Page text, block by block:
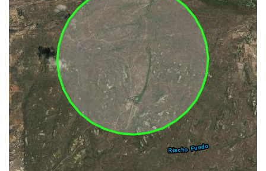
UC Federal
UC Estaduais
UC
Municipais
Hidrografia
1:1.000.000
(ANA)
Biomas
(IBGE)
Vegetação
(IBGE)